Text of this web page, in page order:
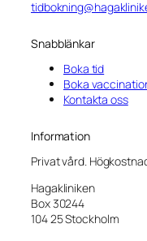
Snabblänkar
Boka tid
Boka
Kontakta oss
Information
Privat vård.
Hagakliniken
Box 30244
104 25 Stockholm